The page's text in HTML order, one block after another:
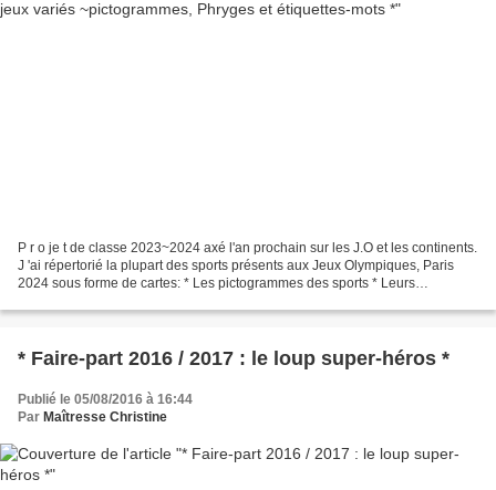
P r o je t de classe 2023~2024 axé l'an prochain sur les J.O et les continents.
J 'ai répertorié la plupart des sports présents aux Jeux Olympiques, Paris
2024 sous forme de cartes: * Les pictogrammes des sports * Leurs
* Faire-part 2016 / 2017 : le loup super-héros *
Publié le 05/08/2016 à 16:44
Par Maîtresse Christine